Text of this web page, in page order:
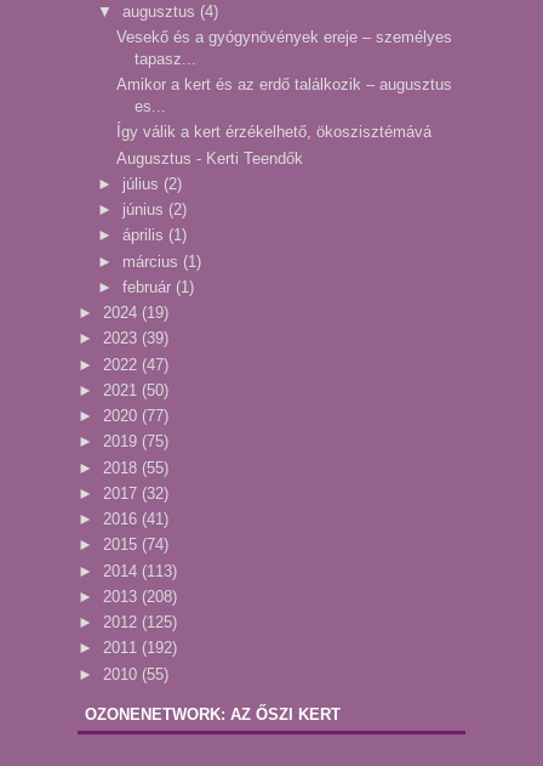
▼ augusztus (4)
Vesekő és a gyógynövények ereje – személyes
tapasz...
Amikor a kert és az erdő találkozik – augusztus
es...
Így válik a kert érzékelhető, ökoszisztémává
Augusztus - Kerti Teendők
► július (2)
► június (2)
► április (1)
► március (1)
► február (1)
► 2024 (19)
► 2023 (39)
► 2022 (47)
► 2021 (50)
► 2020 (77)
► 2019 (75)
► 2018 (55)
► 2017 (32)
► 2016 (41)
► 2015 (74)
► 2014 (113)
► 2013 (208)
► 2012 (125)
► 2011 (192)
► 2010 (55)
OZONENETWORK: AZ ŐSZI KERT